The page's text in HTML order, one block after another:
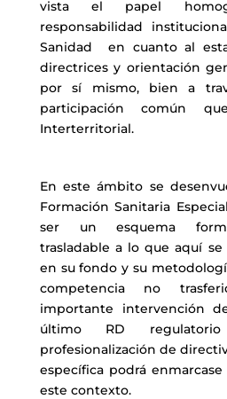
vista el papel
responsabilidad
Sanidad en cuanto al
directrices y orientación
por sí mismo, bien a
participación común
Interterritorial.
En este ámbito se
Formación Sanitaria
ser un esquema
trasladable a lo que aquí se
en su fondo y su
competencia no
importante intervención
último RD
profesionalización de
específica podrá
este contexto.